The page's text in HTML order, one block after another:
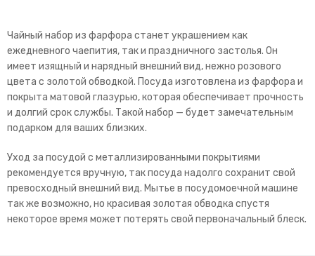
Чайный набор из фарфора станет украшением как
ежедневного чаепития, так и праздничного застолья. Он
имеет изящный и нарядный внешний вид, нежно розового
цвета с золотой обводкой. Посуда изготовлена из фарфора и
покрыта матовой глазурью, которая обеспечивает прочность
и долгий срок службы. Такой набор — будет замечательным
подарком для ваших близких.
Уход за посудой с металлизированными покрытиями
рекомендуется вручную, так посуда надолго сохранит свой
превосходный внешний вид. Мытье в посудомоечной машине
так же возможно, но красивая золотая обводка спустя
некоторое время может потерять свой первоначальный блеск.